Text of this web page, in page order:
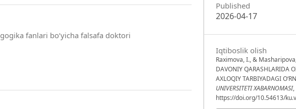
fanlari bo‘yicha falsafa doktori
Published
2026-04-17
Iqtiboslik olish
Raximova, I., &
DAVONIY QARASHLARIDA
AXLOQIY TARBIYADAGI
UNIVERSITETI XABARNOMASI,
https://doi.org/10.54613/